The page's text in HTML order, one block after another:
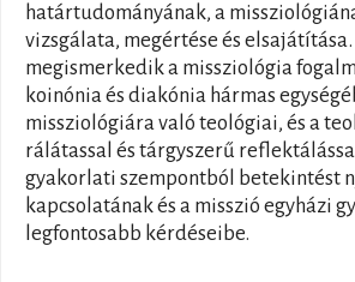
határtudományának, a
vizsgálata, megértése és
megismerkedik a missziológia
koinónia és diakónia hármas
missziológiára való teológiai, és a
rálátassal és tárgyszerű
gyakorlati szempontból betekintést
kapcsolatának és a misszió egyházi
legfontosabb kérdéseibe.